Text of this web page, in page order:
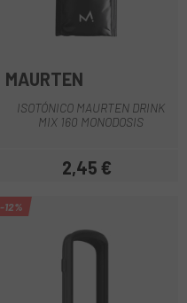
MAURTEN
ISOTÓNICO MAURTEN DRINK
MIX 160 MONODOSIS
Precio
2,45 €
-12%